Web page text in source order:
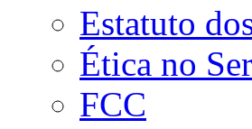
Estatuto
Ética no
FCC